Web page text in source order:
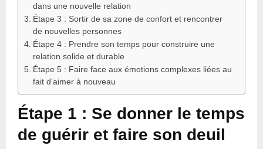
dans une nouvelle relation
Étape 3 : Sortir de sa zone de confort et rencontrer
de nouvelles personnes
Étape 4 : Prendre son temps pour construire une
relation solide et durable
Étape 5 : Faire face aux émotions complexes liées au
fait d’aimer à nouveau
Étape 1 : Se donner le temps
de guérir et faire son deuil